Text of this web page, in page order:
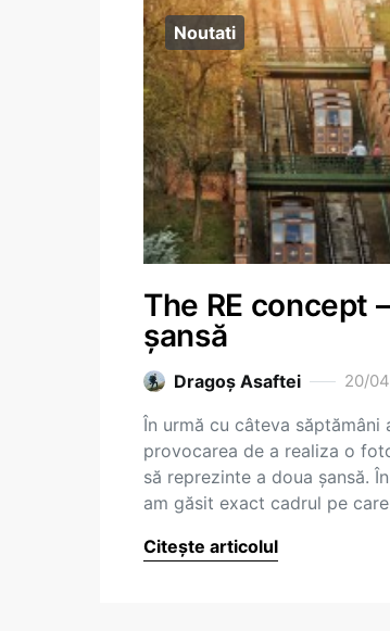
Noutati
The RE concept
șansă
Dragoş Asaftei 20/
În urmă cu câteva săptămâni
provocarea de a realiza o
să reprezinte a doua șansă.
am găsit exact cadrul pe
Citește articolul